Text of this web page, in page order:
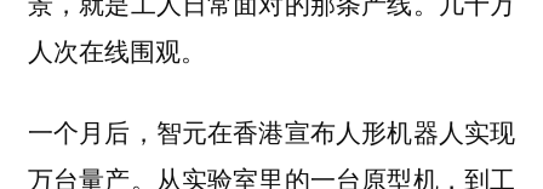
人次在线围观。
一个月后，智元在香港宣布人形机器人实现
万台量产。从实验室里的一台原型机，到工